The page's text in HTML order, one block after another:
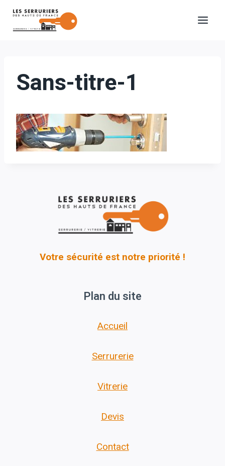
Aller
Sans-titre-1
Votre sécurité est notre priorité !
Plan du site
Accueil
Serrurerie
Vitrerie
Devis
Contact